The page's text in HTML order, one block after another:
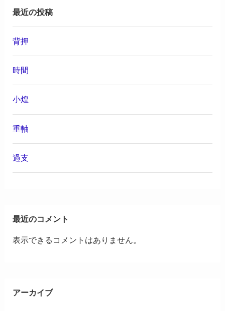
最近の投稿
背押
時間
小煌
重軸
過支
最近のコメント
表示できるコメントはありません。
アーカイブ